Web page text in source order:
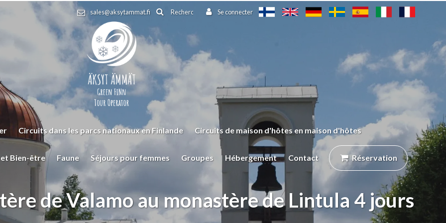
sales@aksytammat.fi Rechercher Se connecter
Circuits dans les parcs nationaux en Finlande Circuits de maison d'hôtes en maison d'hôtes
et Bien-être Faune Séjours pour femmes Groupes Hébergement Contact Réservation
de Valamo au monastère de Lintula 4 jours